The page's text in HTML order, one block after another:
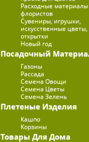
Расходные
флористов
Сувениры, игрушки,
искусственные цветы,
открытки
Новый год
Посадочный
Газоны
Рассада
Семена Овощи
Семена Цветы
Семена Зелень
Плетеные Изделия
Кашпо
Корзины
Товары Для Дома